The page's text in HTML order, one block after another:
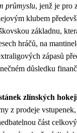
průmyslu, jenž je pro
klubem
základnu,
hráčů, na
zápasů
důsledku
zlínských
z prodeje
část